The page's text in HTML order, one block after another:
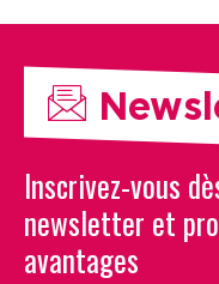
Inscrivez-vous
newsletter et
avantages